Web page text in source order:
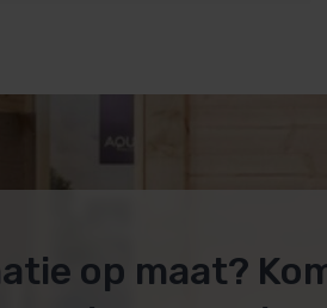
op maat?